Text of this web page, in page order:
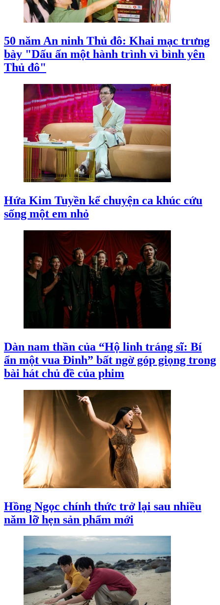
50 năm An ninh Thủ đô: Khai mạc trưng
bày "Dấu ấn một hành trình vì bình yên
Thủ đô"
Hứa Kim Tuyền kể chuyện ca khúc cứu
sống một em nhỏ
Dàn nam thần của “Hộ linh tráng sĩ: Bí
ẩn một vua Đinh” bất ngờ góp giọng trong
bài hát chủ đề của phim
Hồng Ngọc chính thức trở lại sau nhiều
năm lỡ hẹn sản phẩm mới